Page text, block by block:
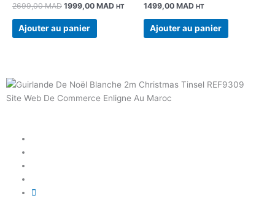
2699,00MAD 1999,00 MAD HT
Ajouter au panier
1499,00 MAD HT
Ajouter au panier
Site Web De Commerce Enligne Au Maroc